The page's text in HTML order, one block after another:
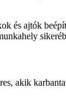
ajtók
akik